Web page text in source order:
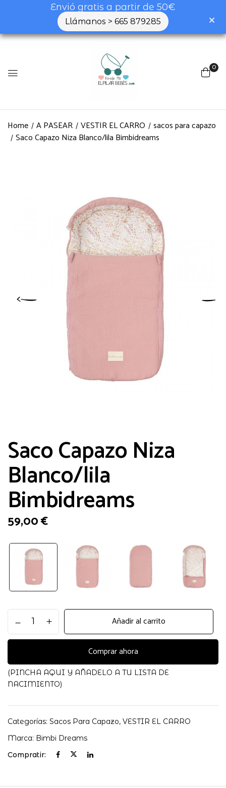
Envió gratis a partir de 50€
Llámanos > 665 879285
0
Home A PASEAR VESTIR EL CARRO
sacos para capazo
Saco Capazo Niza Blanco/lila Bimbidreams
Saco Capazo Niza
Blanco/lila
Bimbidreams
59,00€
Capazo
Niza
Bimbidreams
cantidad
Añadir al carrito
Comprar ahora
(PINCHA AQUI Y AÑADELO A TU LISTA DE
NACIMIENTO)
Categorías: Sacos Para Capazo, VESTIR EL CARRO
Marca: Bimbi Dreams
Compratir: